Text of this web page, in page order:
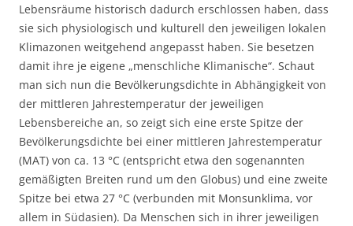
Lebensräume historisch dadurch erschlossen haben, dass
sie sich physiologisch und kulturell den jeweiligen lokalen
Klimazonen weitgehend angepasst haben. Sie besetzen
damit ihre je eigene „menschliche Klimanische“. Schaut
man sich nun die Bevölkerungsdichte in Abhängigkeit von
der mittleren Jahrestemperatur der jeweiligen
Lebensbereiche an, so zeigt sich eine erste Spitze der
Bevölkerungsdichte bei einer mittleren Jahrestemperatur
(MAT) von ca. 13 °C (entspricht etwa den sogenannten
gemäßigten Breiten rund um den Globus) und eine zweite
Spitze bei etwa 27 °C (verbunden mit Monsunklima, vor
allem in Südasien). Da Menschen sich in ihrer jeweiligen